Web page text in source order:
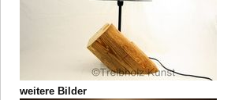
weitere Bilder